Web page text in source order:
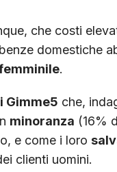
che costi
domestiche
.
Gimme5 che,
minoranza (16%
e come i loro
clienti uomini.